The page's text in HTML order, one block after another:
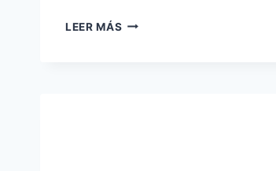
LEER MÁS ESQUEMA